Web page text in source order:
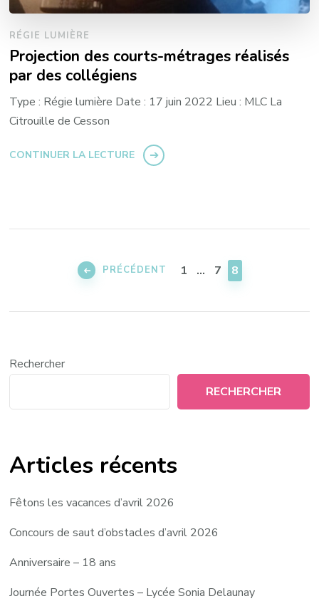
RÉGIE LUMIÈRE
Projection des courts-métrages réalisés
par des collégiens
Type : Régie lumière Date : 17 juin 2022 Lieu : MLC La
Citrouille de Cesson
CONTINUER LA LECTURE
PRÉCÉDENT PAGE
1 … PAGE
7 PAGE
8
Rechercher
RECHERCHER
Articles récents
Fêtons les vacances d’avril 2026
Concours de saut d’obstacles d’avril 2026
Anniversaire – 18 ans
Journée Portes Ouvertes – Lycée Sonia Delaunay